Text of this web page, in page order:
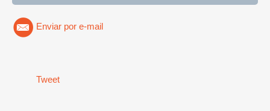
Enviar por e-mail
Tweet